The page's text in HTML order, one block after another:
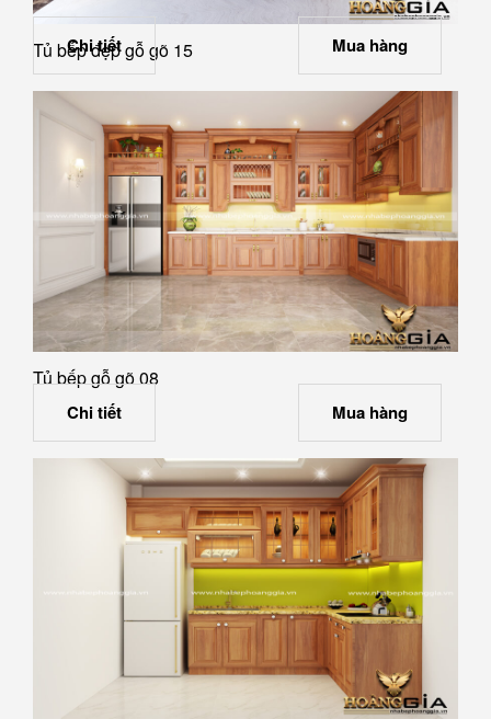
Tủ bếp đẹp gỗ gõ 15
Chi tiết Mua hàng
Tủ bếp gỗ gõ 08
Chi tiết Mua hàng